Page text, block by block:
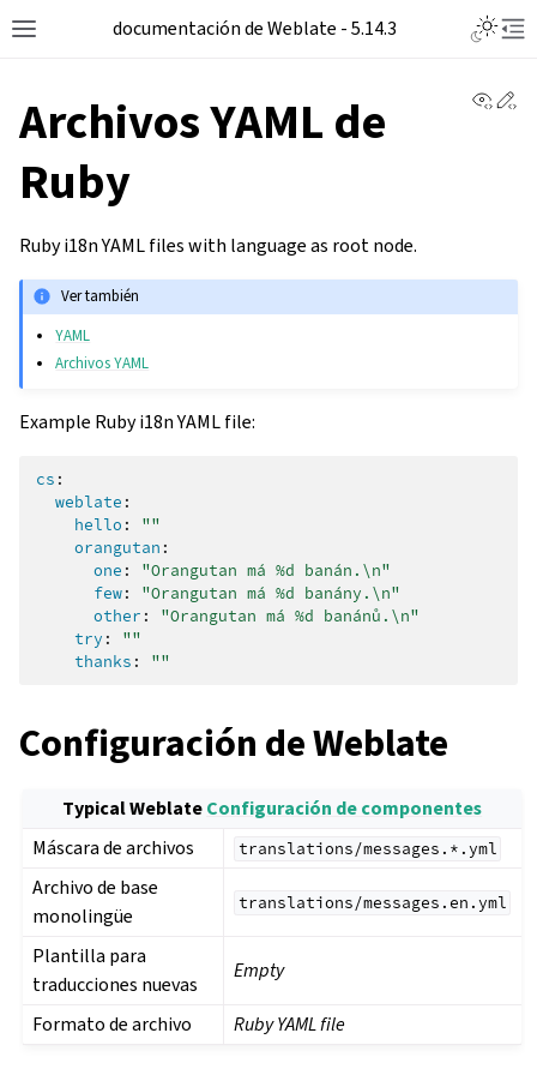
documentación de Weblate - 5.14.3
Archivos YAML de
Ruby
Ruby i18n YAML files with language as root node.
Ver también
YAML
Archivos YAML
Example Ruby i18n YAML file:
cs :
weblate :
hello :
""
orangutan :
one : "Orangutan má %d banán.\n"
few: "Orangutan má %d banány.\n"
other : "Orangutan má %d banánů.\n"
try :
""
thanks : ""
Configuración de Weblate
Typical WeblateConfiguración de componentes
Máscara de archivos
translations/messages.*.yml
Archivo de base
monolingüe
translations/messages.en.yml
Plantilla para
traducciones nuevas
Empty
Formato de archivo Ruby YAML file